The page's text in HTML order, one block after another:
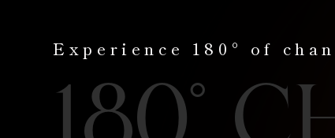
Experience 180° of
180°